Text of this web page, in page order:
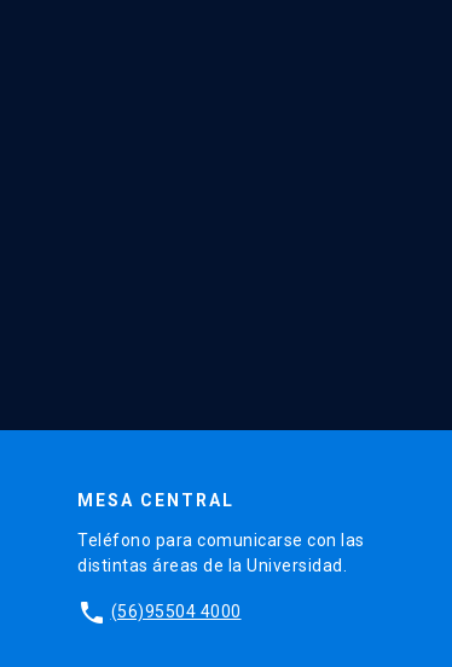
MESA CENTRAL
Teléfono para comunicarse con las
distintas áreas de la Universidad.
phone (56)95504 4000